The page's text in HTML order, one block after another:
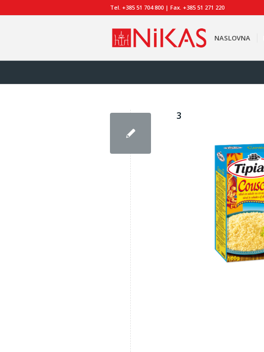
Tel. +385 51 704 800 | Fax. +385 51 271 220
NASLOVNA
3